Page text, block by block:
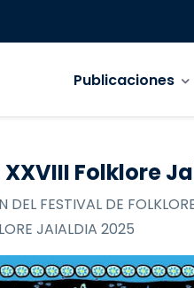
Publicaciones
Folklore
DEL FESTIVAL DE
JAIALDIA 2025